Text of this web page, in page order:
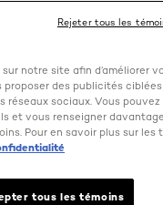
les plus
le maquillage et les
ou découvrez
aident à créer une
en vogue.
notre site afin d’améliorer
des publicités
sociaux. Vous
et vous renseigner
Pour en savoir plus sur les
tous les témoins
Rejeter tous les